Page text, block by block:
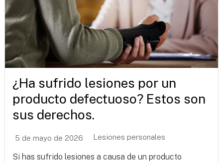
¿Ha sufrido lesiones por un
producto defectuoso? Estos son
sus derechos.
5 de mayo de 2026 Lesiones personales
Si has sufrido lesiones a causa de un producto